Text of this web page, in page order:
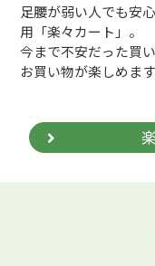
足腰が弱い人でも安
用「楽々カート」。
今まで不安だった買
お買い物が楽しめます